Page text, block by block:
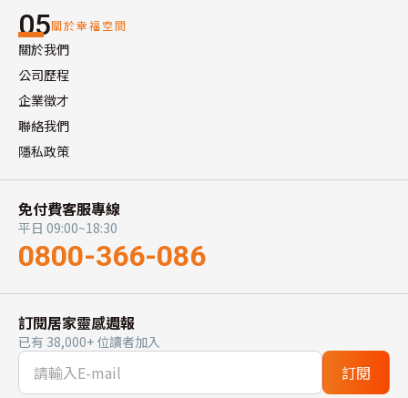
05關於幸福空間
關於我們
公司歷程
企業徵才
聯絡我們
隱私政策
免付費客服專線
平日 09:00~18:30
0800-366-086
訂閱居家靈感週報
已有 38,000+ 位讀者加入
訂閱